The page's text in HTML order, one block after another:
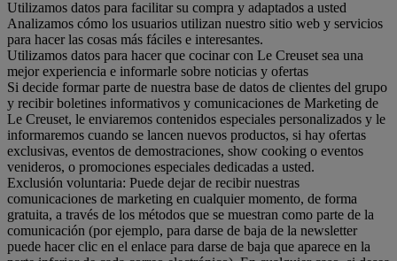
Utilizamos datos para facilitar su compra y adaptados a usted
Analizamos cómo los usuarios utilizan nuestro sitio web y servicios
para hacer las cosas más fáciles e interesantes.
Utilizamos datos para hacer que cocinar con Le Creuset sea una
mejor experiencia e informarle sobre noticias y ofertas
Si decide formar parte de nuestra base de datos de clientes del grupo
y recibir boletines informativos y comunicaciones de Marketing de
Le Creuset, le enviaremos contenidos especiales personalizados y le
informaremos cuando se lancen nuevos productos, si hay ofertas
exclusivas, eventos de demostraciones, show cooking o eventos
venideros, o promociones especiales dedicadas a usted.
Exclusión voluntaria: Puede dejar de recibir nuestras
comunicaciones de marketing en cualquier momento, de forma
gratuita, a través de los métodos que se muestran como parte de la
comunicación (por ejemplo, para darse de baja de la newsletter
puede hacer clic en el enlace para darse de baja que aparece en la